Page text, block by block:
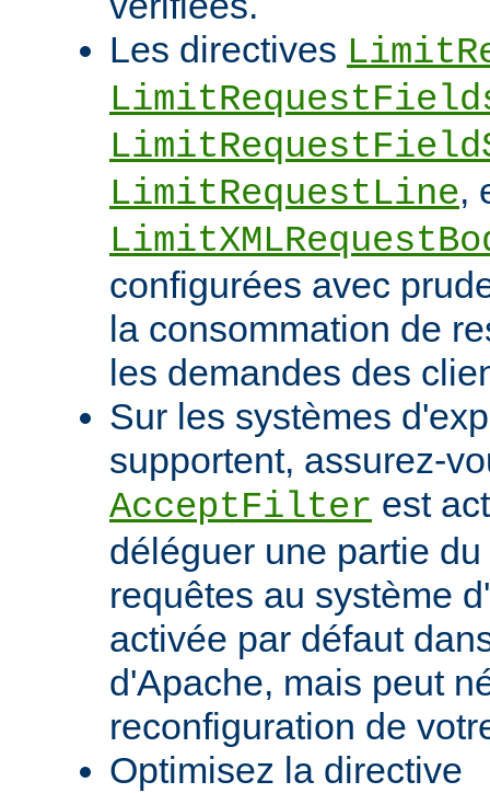
Les directives
LimitRequestLine,
configurées avec
la consommation de
les demandes des
Sur les systèmes
supportent, assurez-
AcceptFilter est
déléguer une partie
requêtes au système
activée par défaut
d'Apache, mais peut
reconfiguration de
Optimisez la directive